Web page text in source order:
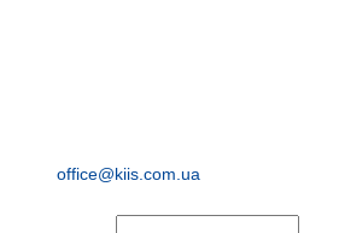
office@kiis.com.ua